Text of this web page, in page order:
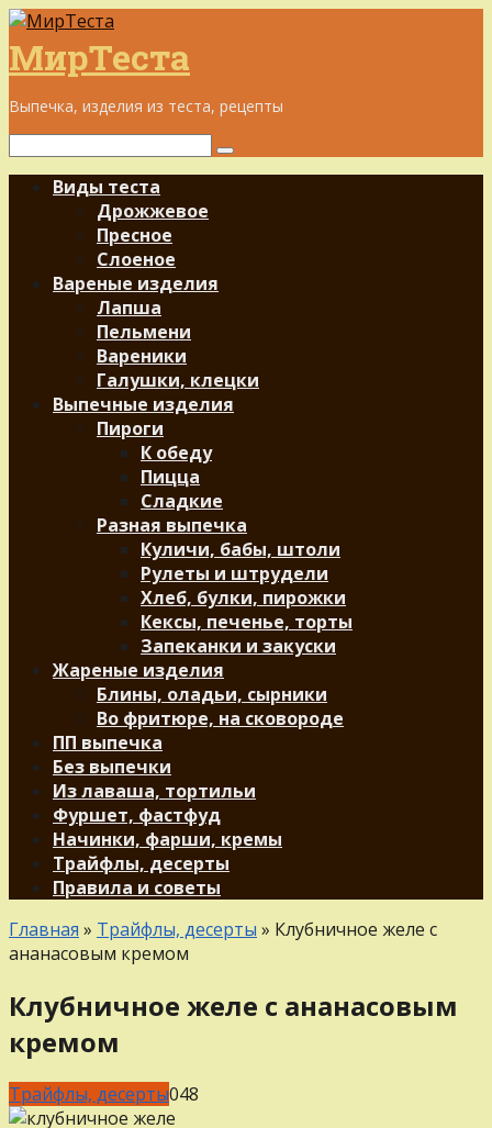
Перейти
к
контенту
МирТеста
Выпечка, изделия из теста, рецепты
Поиск:
Виды теста
Дрожжевое
Пресное
Слоеное
Вареные изделия
Лапша
Пельмени
Вареники
Галушки, клецки
Выпечные изделия
Пироги
К обеду
Пицца
Сладкие
Разная выпечка
Куличи, бабы, штоли
Рулеты и штрудели
Хлеб, булки, пирожки
Кексы, печенье, торты
Запеканки и закуски
Жареные изделия
Блины, оладьи, сырники
Во фритюре, на сковороде
ПП выпечка
Без выпечки
Из лаваша, тортильи
Фуршет, фастфуд
Начинки, фарши, кремы
Трайфлы, десерты
Правила и советы
Главная » Трайфлы, десерты » Клубничное желе с
ананасовым кремом
Клубничное желе с ананасовым
кремом
Трайфлы, десерты048